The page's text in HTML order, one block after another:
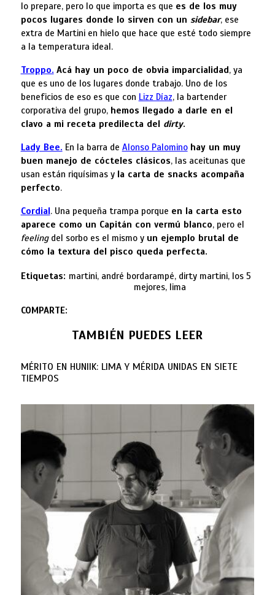
lo prepare, pero lo que importa es que es de los muy
pocos lugares donde lo sirven con un sidebar, ese
extra de Martini en hielo que hace que esté todo siempre
a la temperatura ideal.
Troppo. Acá hay un poco de obvia imparcialidad, ya
que es uno de los lugares donde trabajo. Uno de los
beneficios de eso es que con Lizz Díaz, la bartender
corporativa del grupo, hemos llegado a darle en el
clavo a mi receta predilecta del dirty.
Lady Bee. En la barra de Alonso Palomino hay un muy
buen manejo de cócteles clásicos, las aceitunas que
usan están riquísimas y la carta de snacks acompaña
perfecto.
Cordial. Una pequeña trampa porque en la carta esto
aparece como un Capitán con vermú blanco, pero el
feelingdel sorbo es el mismo y un ejemplo brutal de
cómo la textura del pisco queda perfecta.
Etiquetas: martini, andré bordarampé, dirty martini, los 5
mejores, lima
COMPARTE:
TAMBIÉN PUEDES LEER
MÉRITO EN HUNIIK: LIMA Y MÉRIDA UNIDAS EN SIETE
TIEMPOS